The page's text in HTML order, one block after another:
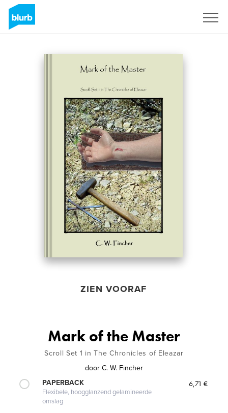
ZIEN VOORAF
Mark of the Master
Scroll Set 1 in The Chronicles of Eleazar
door C. W. Fincher
PAPERBACK
Flexibele, hoogglanzend gelamineerde
omslag
6,71 €